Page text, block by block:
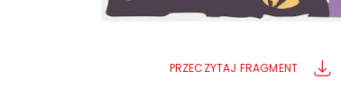
PRZECZYTAJ FRAGMENT